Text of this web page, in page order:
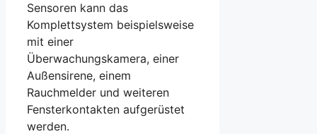
Sensoren kann das
Komplettsystem beispielsweise
mit einer
Überwachungskamera, einer
Außensirene, einem
Rauchmelder und weiteren
Fensterkontakten aufgerüstet
werden.